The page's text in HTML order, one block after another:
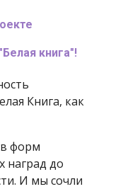
книга"!
Книга, как
форм
наград до
И мы сочли